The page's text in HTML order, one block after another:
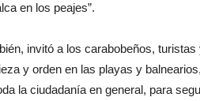
en los peajes”.
invitó a los carabobeños,
y orden en las playas y
la ciudadanía en general, para